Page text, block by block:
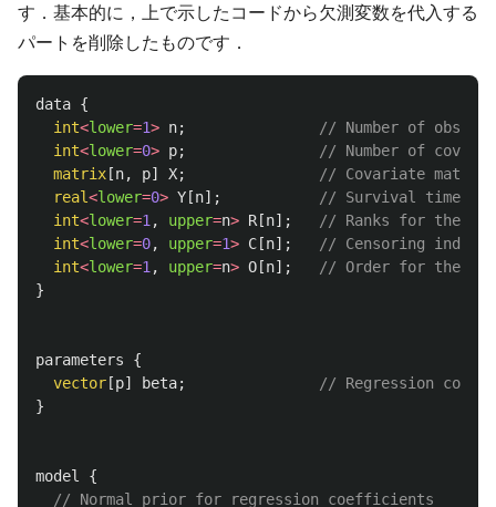
す．基本的に，上で示したコードから欠測変数を代入する
パートを削除したものです．
data {
int<lower=1> n;
// Number of
int<lower=0> p;
// Number of
matrix [n, p] X;
// Covariate matrix
real<lower=0> Y [n];
// Survival times
int<lower=1 , upper=n> R [n];
// Ranks for the
int<lower=0, upper=1> C [n];
// Censoring
int<lower=1 , upper=n> O [n];
// Order for the
}
parameters
{
vector [p] beta;
// Regression
}
model
{
// Normal prior for regression coefficients